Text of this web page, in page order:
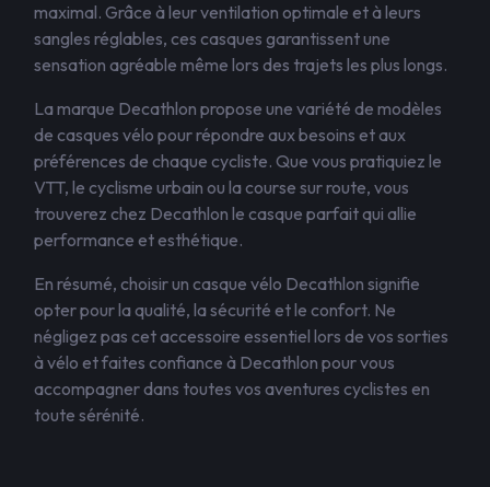
maximal. Grâce à leur ventilation optimale et à leurs
sangles réglables, ces casques garantissent une
sensation agréable même lors des trajets les plus longs.
La marque Decathlon propose une variété de modèles
de casques vélo pour répondre aux besoins et aux
préférences de chaque cycliste. Que vous pratiquiez le
VTT, le cyclisme urbain ou la course sur route, vous
trouverez chez Decathlon le casque parfait qui allie
performance et esthétique.
En résumé, choisir un casque vélo Decathlon signifie
opter pour la qualité, la sécurité et le confort. Ne
négligez pas cet accessoire essentiel lors de vos sorties
à vélo et faites confiance à Decathlon pour vous
accompagner dans toutes vos aventures cyclistes en
toute sérénité.